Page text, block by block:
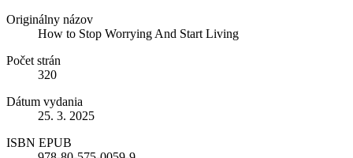
Originálny názov
How to Stop Worrying And Start Living
Počet strán
320
Dátum vydania
25. 3. 2025
ISBN EPUB